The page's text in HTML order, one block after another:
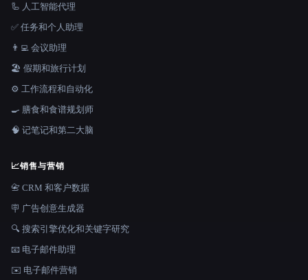
🦾 人工智能代理
✅ 任务和个人助理
👨‍💻 会议助理
🏖 假期和旅行计划
⚙️ 工作流程和自动化
🍳 膳食和食谱规划师
🧠 记笔记和第二大脑
📈销售与营销
📇 CRM 和客户数据
🪧 广告创意生成器
🔍 搜索引擎优化和关键字研究
📧 电子邮件助理
✉️ 电子邮件营销